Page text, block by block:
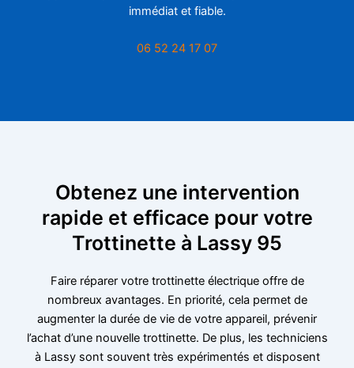
immédiat et fiable.
06 52 24 17 07
Obtenez une intervention
rapide et efficace pour votre
Trottinette à Lassy 95
Faire réparer votre trottinette électrique offre de
nombreux avantages. En priorité, cela permet de
augmenter la durée de vie de votre appareil, prévenir
l’achat d’une nouvelle trottinette. De plus, les techniciens
à Lassy sont souvent très expérimentés et disposent